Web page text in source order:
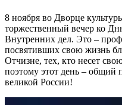
8 ноября во Дворце
торжественный вечер ко
Внутренних дел. Это –
посвятивших свою жизнь
Отчизне, тех, кто несет
поэтому этот день – общий
великой России!